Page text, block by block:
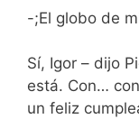
-;El globo de
Sí, Igor – dijo
está. Con…
un feliz